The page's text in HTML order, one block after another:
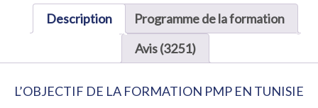
Description
Programme de la formation
Avis (3251)
L’OBJECTIF DE LA FORMATION PMP EN TUNISIE